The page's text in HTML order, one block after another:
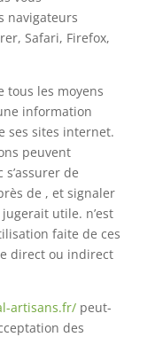
navigateurs
Safari, Firefox,
tous les moyens
information
ses sites internet.
peuvent
de
de , et signaler
utile. n’est
faite de ces
direct ou indirect
artisans.fr/peut-
des